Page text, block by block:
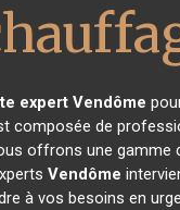
expert Vendôme
composée de
offrons une gamme
Vendôme
à vos besoins en